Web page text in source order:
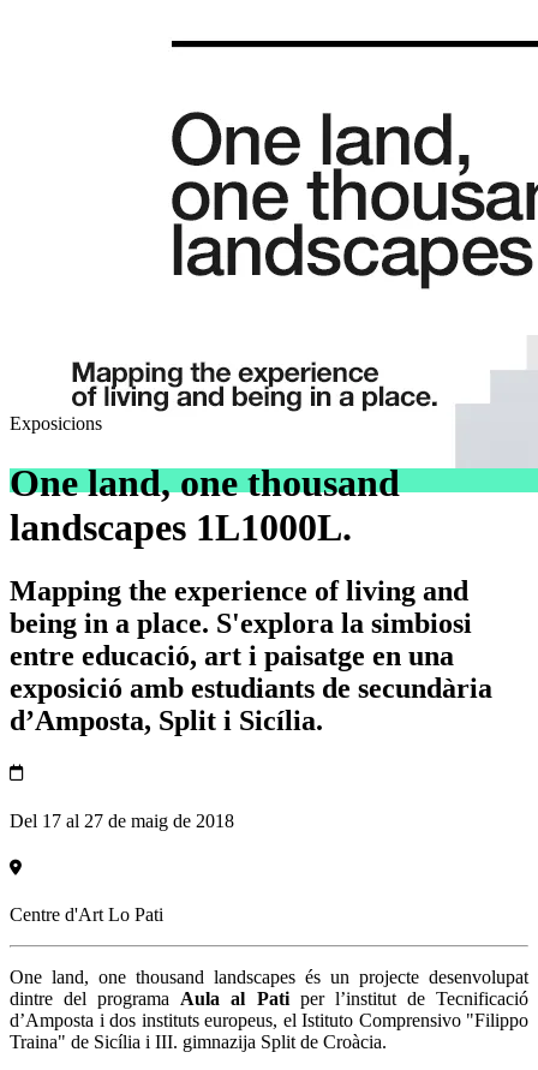
Exposicions
One land, one thousand
landscapes 1L1000L.
Mapping the experience of living and
being in a place. S'explora la simbiosi
entre educació, art i paisatge en una
exposició amb estudiants de secundària
d’Amposta, Split i Sicília.
Del 17 al 27 de maig de 2018
Centre d'Art Lo Pati
One land, one thousand landscapes és un projecte desenvolupat
dintre del programa Aula al Patiper l’institut de Tecnificació
d’Amposta i dos instituts europeus, el Istituto Comprensivo "Filippo
Traina" de Sicília i III. gimnazija Split de Croàcia.